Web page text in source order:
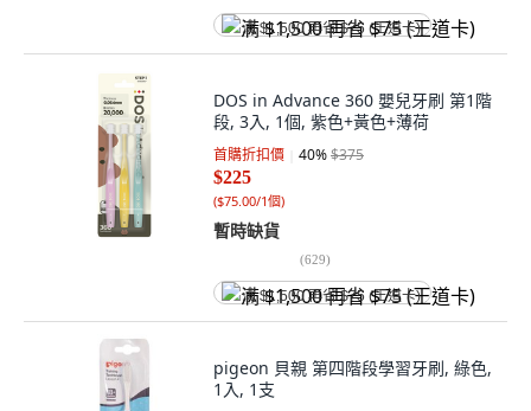
满 $1,500 再省 $75 (王道卡)
DOS in Advance 360 嬰兒牙刷 第1階
段, 3入, 1個, 紫色+黃色+薄荷
首購折扣價 40%$375
$225
($75.00/1個)
暫時缺貨
(629)
满 $1,500 再省 $75 (王道卡)
pigeon 貝親 第四階段學習牙刷, 綠色,
1入, 1支